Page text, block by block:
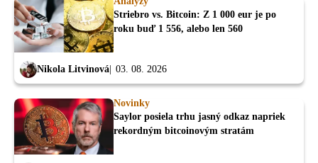
Striebro vs. Bitcoin: Z 1 000 eur je po
roku buď 1 556, alebo len 560
Nikola Litvinová 03. 08. 2026
Novinky
Saylor posiela trhu jasný odkaz napriek
rekordným bitcoinovým stratám